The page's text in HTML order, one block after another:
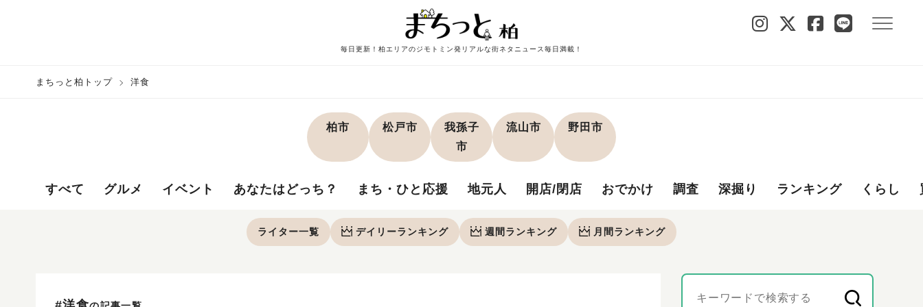
毎日更新！柏エリアのジモトミン発リアルな街ネタニュース毎日満載！
まちっと柏トップ 洋食
柏市 松戸市
我孫子
市
流山市 野田市
すべて グルメ イベント あなたはどっち？ まち・ひと応援 地元人 開店/閉店 おでかけ 調査 深掘り ランキング くらし
ライター一覧 デイリーランキング 週間 ランキング 月間 ランキング